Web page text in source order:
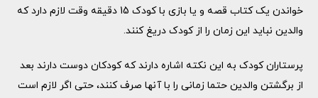
خواندن یک کتاب قصه و یا بازی با کودک 15 دقیقه وقت لازم دارد که
والدین نباید این زمان را از کودک دریغ کنند.
پرستاران کودک به این نکته اشاره دارند که کودکان دوست دارند بعد
از برگشتن والدین حتما زمانی را با آنها صرف کنند، حتی اگر لازم است